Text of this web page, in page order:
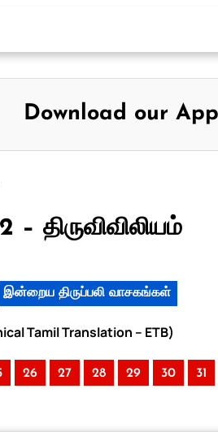
Download our App
திருவிவிலியம்
இன்றைய திருப்பலி வாசகங்கள்
Tamil Translation – ETB)
26 27 28 29 30 31